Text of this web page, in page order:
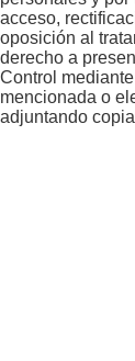
acceso,
oposición al
derecho a
Control
mencionada o
adjuntando